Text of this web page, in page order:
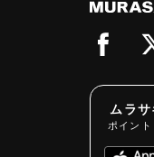
ムラ
ポイン